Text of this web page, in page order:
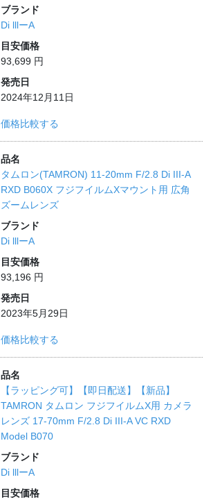
ブランド
Di lllーA
目安価格
93,699 円
発売日
2024年12月11日
価格比較する
品名
タムロン(TAMRON) 11-20mm F/2.8 Di III-A
RXD B060X フジフイルムXマウント用 広角
ズームレンズ
ブランド
Di lllーA
目安価格
93,196 円
発売日
2023年5月29日
価格比較する
品名
【ラッピング可】【即日配送】【新品】
TAMRON タムロン フジフイルムX用 カメラ
レンズ 17-70mm F/2.8 Di III-A VC RXD
Model B070
ブランド
Di lllーA
目安価格